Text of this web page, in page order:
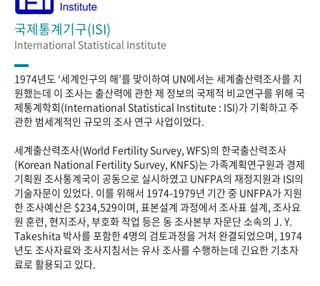
국제통계기구(ISI)
International Statistical Institute
1974년도 ‘세계인구의 해’를 맞이하여 UN에서는 세계출산력조사를 지
원했는데 이 조사는 출산력에 관한 제 정보의 국제적 비교연구를 위해 국
제통계학회(International Statistical Institute : ISI)가 기획하고 주
관한 범세계적인 규모의 조사 연구 사업이었다.
세계출산력조사(World Fertility Survey, WFS)의 한국출산력조사
(Korean National Fertility Survey, KNFS)는 가족계획연구원과 경제
기획원 조사통계국이 공동으로 실시하였고 UNFPA의 재정지원과 ISI의
기술자문이 있었다. 이를 위해서 1974-1979년 기간 중 UNFPA가 지원
한 조사예산은 $234,529이며, 표본설계 과정에서 조사표 설계, 조사요
원 훈련, 현지조사, 부호화 작업 등은 동 조사본부 자문단 소속의 J. Y.
Takeshita 박사를 포함한 4명의 검토과정을 거처 완결되었으며, 1974
년도 조사자료와 조사지침서는 유사 조사를 수행하는데 긴요한 기초자
료로 활용되고 있다.